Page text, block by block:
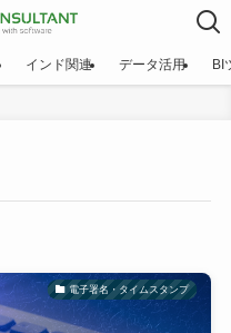
インド関連 データ活用 BI
電子署名・タイムスタンプ